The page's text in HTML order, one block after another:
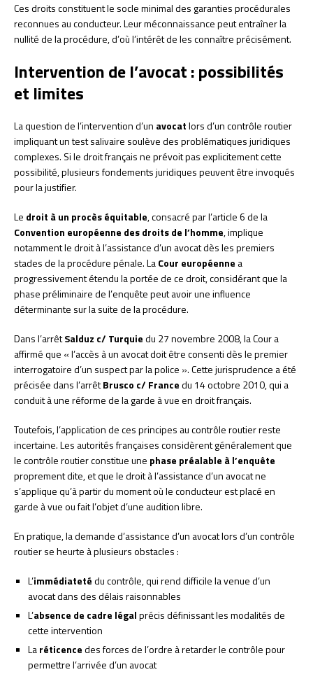
Ces droits constituent le socle minimal des garanties procédurales
reconnues au conducteur. Leur méconnaissance peut entraîner la
nullité de la procédure, d’où l’intérêt de les connaître précisément.
Intervention de l’avocat : possibilités
et limites
La question de l’intervention d’un avocatlors d’un contrôle routier
impliquant un test salivaire soulève des problématiques juridiques
complexes. Si le droit français ne prévoit pas explicitement cette
possibilité, plusieurs fondements juridiques peuvent être invoqués
pour la justifier.
Le droit à un procès équitable, consacré par l’article 6 de la
Convention européenne des droits de l’homme, implique
notamment le droit à l’assistance d’un avocat dès les premiers
stades de la procédure pénale. LaCour européenne a
progressivement étendu la portée de ce droit, considérant que la
phase préliminaire de l’enquête peut avoir une influence
déterminante sur la suite de la procédure.
Dans l’arrêtSalduz c/ Turquiedu 27 novembre 2008, la Cour a
affirmé que « l’accès à un avocat doit être consenti dès le premier
interrogatoire d’un suspect par la police ». Cette jurisprudence a été
précisée dans l’arrêtBrusco c/ Francedu 14 octobre 2010, qui a
conduit à une réforme de la garde à vue en droit français.
Toutefois, l’application de ces principes au contrôle routier reste
incertaine. Les autorités françaises considèrent généralement que
le contrôle routier constitue une phase préalable à l’enquête
proprement dite, et que le droit à l’assistance d’un avocat ne
s’applique qu’à partir du moment où le conducteur est placé en
garde à vue ou fait l’objet d’une audition libre.
En pratique, la demande d’assistance d’un avocat lors d’un contrôle
routier se heurte à plusieurs obstacles :
L’immédiatetédu contrôle, qui rend difficile la venue d’un
avocat dans des délais raisonnables
L’absence de cadre légalprécis définissant les modalités de
cette intervention
Laréticencedes forces de l’ordre à retarder le contrôle pour
permettre l’arrivée d’un avocat